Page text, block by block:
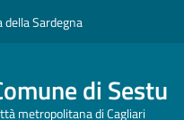
della Sardegna
di Sestu
metropolitana di Cagliari